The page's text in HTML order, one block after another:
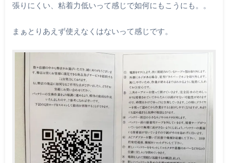
張りにくい、粘着力低いって感じで如何にもこうにも。。
まぁとりあえず使えなくはないって感じです。